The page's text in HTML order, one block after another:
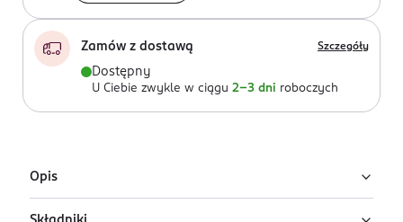
Zamów z dostawą Szczegóły
Dostępny
U Ciebie zwykle w ciągu 2-3 dni roboczych
Opis